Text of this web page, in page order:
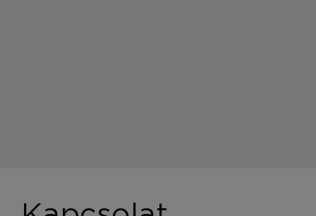
Kapcsolat